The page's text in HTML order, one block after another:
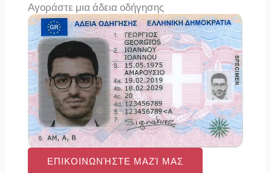
Αγοράστε μια άδεια οδήγησης
ΕΠΙΚΟΙΝΩΝΉΣΤΕ ΜΑΖΊ ΜΑΣ